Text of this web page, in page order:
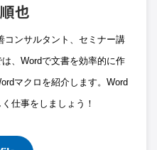
也
コンサルタント、セミナー講
、Wordで文書を効率的に作
マクロを紹介します。Word
仕事をしましょう！